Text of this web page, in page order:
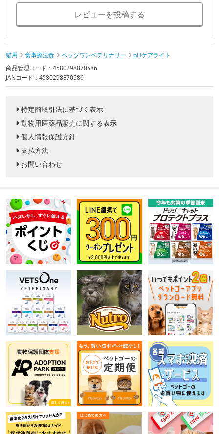
レビューを投稿する
猫用 食事療法食 ベッツワンベテリナリー
pHケアライト
商品管理コード：4580298870586
JANコード：4580298870586
特定商取引法に基づく表示
動物用医薬品販売に関する表示
個人情報保護方針
支払方法
お問い合わせ